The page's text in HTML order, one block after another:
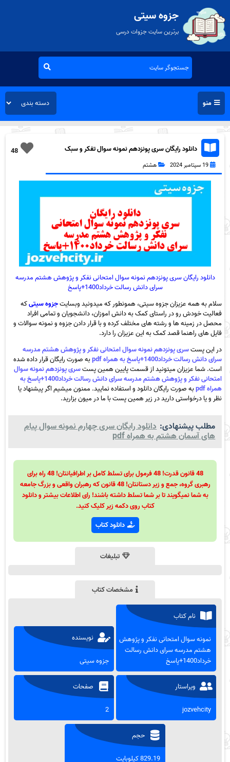
جزوه سیتی
برترین سایت جزوات درسی
منو
48
دانلود رایگان سری پونزدهم نمونه سوال تفکر و سبک
زندگی هشتم به همراه pdf
19 سپتامبر 2024 هشتم
دانلود رایگان سری پونزدهم نمونه سوال امتحانی نفکر و پژوهش هشتم مدرسه
سرای دانش رسالت خرداد1400+پاسخ
سلام به همه عزیزان جزوه سیتی، همونطور که میدونید وبسایتجزوه سیتیکه
فعالیت خودش رو در راستای کمک به دانش اموزان، دانشجویان و تمامی افراد
محصل در زمینه ها و رشته های مختلف کرده و با قرار دادن جزوه و نمونه سوالات و
فایل های راهنما قصد کمک به این عزیزان را دارد.
در این پستسری پونزدهم نمونه سوال امتحانی نفکر و پژوهش هشتم مدرسه
سرای دانش رسالت خرداد1400+پاسخ به همراه pdf
به صورت رایگان قرار داده شده
است. شما عزیزان میتونید از قسمت پایین همین پستسری پونزدهم نمونه سوال
امتحانی نفکر و پژوهش هشتم مدرسه سرای دانش رسالت خرداد1400+پاسخ به
همراه pdf
به صورت رایگان دانلود و استفاده نمایید. ممنون میشیم اگر پیشنهاد یا
نظر و یا درخواستی دارید در زیر همین پست با ما در میون بزارید.
مطلب پیشنهادی: دانلود رایگان سری چهارم نمونه سوال پیام
های آسمان هشتم به همراه pdf
48 قانون قدرت! 48 فرمول برای تسلط کامل بر اطرافیانتان! 48 راه برای
رهبری گروه، جمع و زیر دستانتان! 48 قانون که رهبران واقعی و بزرگ جامعه
به شما نمیگویند تا بر شما تسلط داشته باشند! رای اطلاعات بیشتر و دانلود
کتاب روی دکمه زیر کلیک کنید.
دانلود کتاب
تبلیغات
مشخصات کتاب
نام کتاب
نمونه سوال امتحانی نفکر و پژوهش
هشتم مدرسه سرای دانش رسالت
خرداد1400+پاسخ
نویسنده
جزوه سیتی
ویراستار
jozvehcity
صفحات
2
حجم
829.19 کیلوبایت